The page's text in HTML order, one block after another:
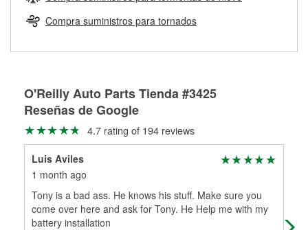
Herramientas de O'Reilly
pueden ser reutilizados, podemos ayudarte a encontrar las
partes de reemplazo correctas para tu reparación.
Rectificación de tambores y discos de freno
Compra suministros para tornados
O'Reilly Auto Parts Tienda #3425
Reseñas de Google
4.7 rating of 194 reviews
Luis Aviles
1 month ago
Tony is a bad ass. He knows his stuff. Make sure you
come over here and ask for Tony. He Help me with my
battery installation